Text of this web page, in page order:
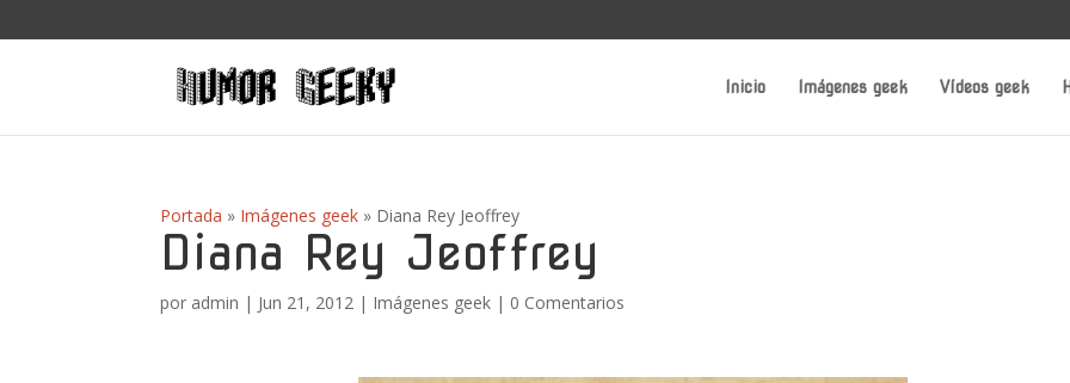
Inicio Imágenes geek Vídeos geek
Portada » Imágenes geek » Diana Rey Jeoffrey
Diana Rey Jeoffrey
por admin | Jun 21, 2012 | Imágenes geek | 0 Comentarios